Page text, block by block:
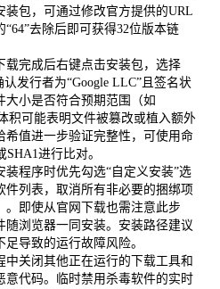
包，可通过修改官方提供的URL
去除后即可获得32位版本链
载完成后右键点击安装包，选择
发行者为“Google LLC”且签名状
小是否符合预期范围（如
积可能表明文件被篡改或植入额外
希值进一步验证完整性，可使用命
进行比对。
程序时优先勾选“自定义安装”选
列表，取消所有非必要的捆绑项
。即使从官网下载也需注意此步
浏览器一同安装。安装路径建议
导致的运行故障风险。
中关闭其他正在运行的下载工具和
意代码。临时禁用杀毒软件的实时